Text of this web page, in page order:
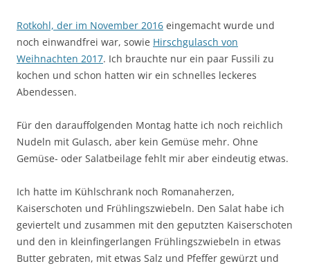
Rotkohl, der im November 2016 eingemacht wurde und
noch einwandfrei war, sowie Hirschgulasch von
Weihnachten 2017. Ich brauchte nur ein paar Fussili zu
kochen und schon hatten wir ein schnelles leckeres
Abendessen.
Für den darauffolgenden Montag hatte ich noch reichlich
Nudeln mit Gulasch, aber kein Gemüse mehr. Ohne
Gemüse- oder Salatbeilage fehlt mir aber eindeutig etwas.
Ich hatte im Kühlschrank noch Romanaherzen,
Kaiserschoten und Frühlingszwiebeln. Den Salat habe ich
geviertelt und zusammen mit den geputzten Kaiserschoten
und den in kleinfingerlangen Frühlingszwiebeln in etwas
Butter gebraten, mit etwas Salz und Pfeffer gewürzt und